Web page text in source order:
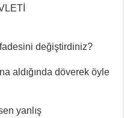
değiştirdiniz?
aldığında döverek öyle
yanlış